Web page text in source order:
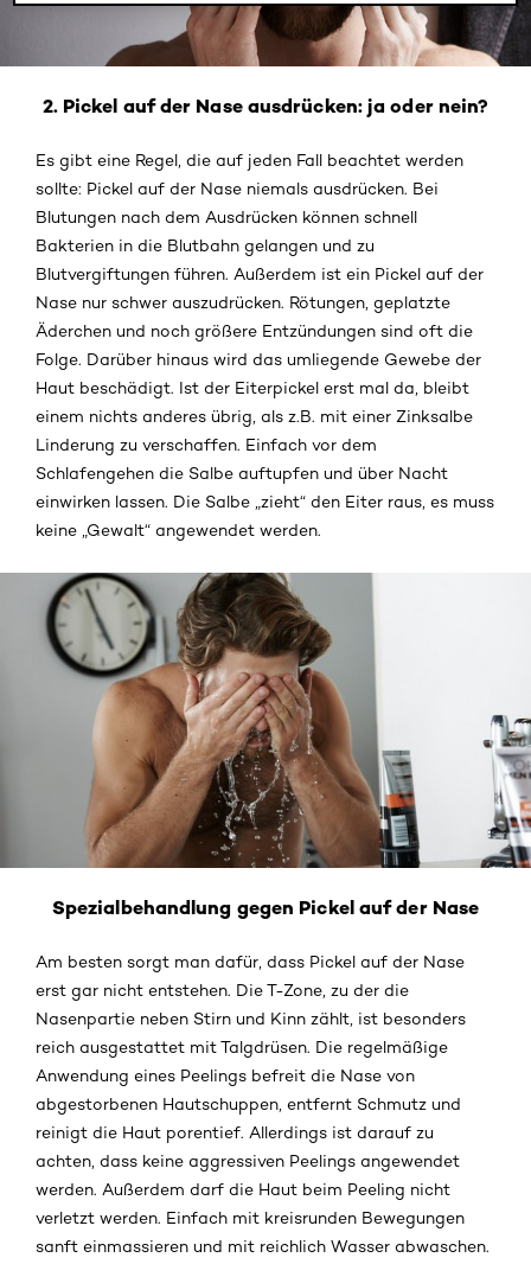
2. Pickel auf der Nase ausdrücken: ja oder nein?
Es gibt eine Regel, die auf jeden Fall beachtet werden
sollte: Pickel auf der Nase niemals ausdrücken. Bei
Blutungen nach dem Ausdrücken können schnell
Bakterien in die Blutbahn gelangen und zu
Blutvergiftungen führen. Außerdem ist ein Pickel auf der
Nase nur schwer auszudrücken. Rötungen, geplatzte
Äderchen und noch größere Entzündungen sind oft die
Folge. Darüber hinaus wird das umliegende Gewebe der
Haut beschädigt. Ist der Eiterpickel erst mal da, bleibt
einem nichts anderes übrig, als z.B. mit einer Zinksalbe
Linderung zu verschaffen. Einfach vor dem
Schlafengehen die Salbe auftupfen und über Nacht
einwirken lassen. Die Salbe „zieht“ den Eiter raus, es muss
keine „Gewalt“ angewendet werden.
Spezialbehandlung gegen Pickel auf der Nase
Am besten sorgt man dafür, dass Pickel auf der Nase
erst gar nicht entstehen. Die T-Zone, zu der die
Nasenpartie neben Stirn und Kinn zählt, ist besonders
reich ausgestattet mit Talgdrüsen. Die regelmäßige
Anwendung eines Peelings befreit die Nase von
abgestorbenen Hautschuppen, entfernt Schmutz und
reinigt die Haut porentief. Allerdings ist darauf zu
achten, dass keine aggressiven Peelings angewendet
werden. Außerdem darf die Haut beim Peeling nicht
verletzt werden. Einfach mit kreisrunden Bewegungen
sanft einmassieren und mit reichlich Wasser abwaschen.